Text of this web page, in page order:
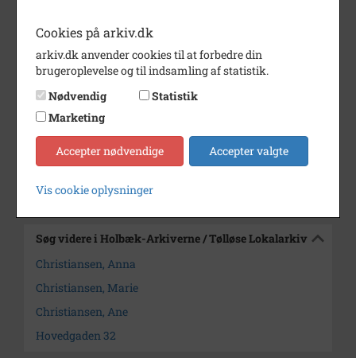
Periode
1900 - 1920
Fotograf
Arkiv
Holbæk-Arkiverne / Tølløse
Lokalarkiv
Kontakt arkivet
Søg videre i Holbæk-Arkiverne / Tølløse Lokalarkiv
Christiansen, Anna
Christiansen, Marie
Christiansen, Ane
Hovedgaden 32
Cookies på arkiv.dk
arkiv.dk anvender cookies til at forbedre din
brugeroplevelse og til indsamling af statistik.
Nødvendig
Statistik
Marketing
Accepter nødvendige Accepter valgte
Vis cookie oplysninger